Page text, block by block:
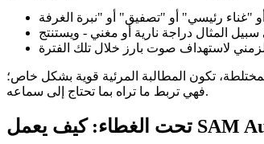
تكون المطالبة المرئية قوية بشكل خاص؛
فهي تربط ما تراه بما تحتاج إلى سماعه.